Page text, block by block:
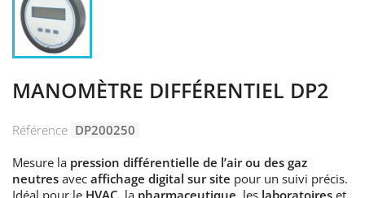
MANOMÈTRE DIFFÉRENTIEL DP2
Référence DP200250
Mesure la pression différentielle de l’air ou des gaz
neutres avec affichage digital sur site pour un suivi précis.